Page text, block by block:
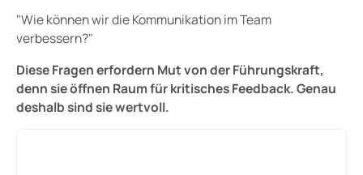
"Wie können wir die Kommunikation im Team
verbessern?"
Diese Fragen erfordern Mut von der Führungskraft,
denn sie öffnen Raum für kritisches Feedback. Genau
deshalb sind sie wertvoll.